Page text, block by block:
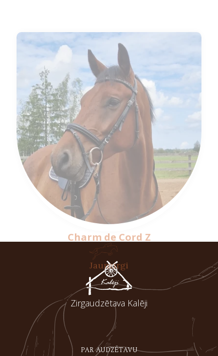
Charm de Cord Z
Jaunzirgi
Zirgaudzētava Kalēji
PAR AUDZĒTAVU